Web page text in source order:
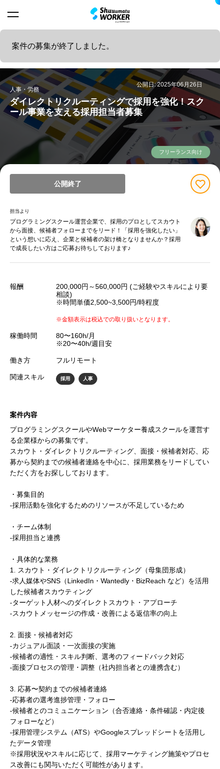
案件の募集が終了しました。
人事・労務
ダイレクトリクルーティングで採用を強化！スク
ール事業を支える採用担当者募集
公開日: 2025年06月26日
フリーランス向け
公開終了
担当より
プログラミングスクール運営企業で、採用のプロとしてスカウト
から面接、候補者フォローまでをリード！「採用を強化したい」
という想いに応え、企業と候補者の架け橋となりませんか？採用
で成長したい方はご応募お待ちしております♪
報酬
200,000円～560,000円 (ご経験やスキルにより要
相談)
※時間単価2,500~3,500円/時程度
※金額表示は税込での取り扱いとなります。
稼働時間
80〜160h/月
※20〜40h/週目安
働き方 フルリモート
関連スキル 採用 人事
案件内容
プログラミングスクールやWebマーケター養成スクールを運営す
る企業様からの募集です。
スカウト・ダイレクトリクルーティング、面接・候補者対応、応
募から契約までの候補者連絡を中心に、採用業務をリードしてい
ただく方をお探ししております。
・募集目的
-採用活動を強化するためのリソースが不足しているため
・チーム体制
-採用担当と連携
・具体的な業務
1. スカウト・ダイレクトリクルーティング（母集団形成）
-求人媒体やSNS（LinkedIn・Wantedly・BizReach など）を活用
した候補者スカウティング
-ターゲット人材へのダイレクトスカウト・アプローチ
-スカウトメッセージの作成・改善による返信率の向上
2. 面接・候補者対応
-カジュアル面談・一次面接の実施
-候補者の適性・スキル判断、選考のフィードバック対応
-面接プロセスの管理・調整（社内担当者との連携含む）
3. 応募〜契約までの候補者連絡
-応募者の選考進捗管理・フォロー
-候補者とのコミュニケーション（合否連絡・条件確認・内定後
フォローなど）
-採用管理システム（ATS）やGoogleスプレッドシートを活用し
たデータ管理
※採用状況やスキルに応じて、採用マーケティング施策やプロセ
ス改善にも関与いただく可能性があります。